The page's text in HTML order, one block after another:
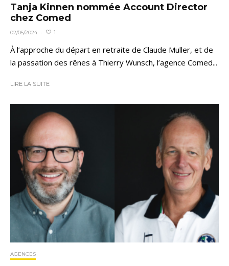
Tanja Kinnen nommée Account Director
chez Comed
02/05/2024 · 1
À l’approche du départ en retraite de Claude Muller, et de
la passation des rênes à Thierry Wunsch, l’agence Comed...
LIRE LA SUITE
AGENCES